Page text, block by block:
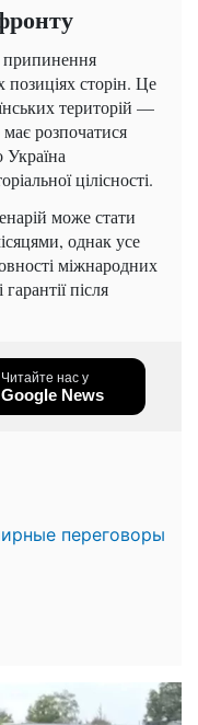
припинення
сторін. Це
територій —
розпочатися
Україна
цілісності.
може стати
однак усе
міжнародних
після
Читайте нас у
Google News
переговоры